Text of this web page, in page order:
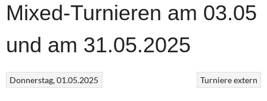
Mixed-Turnieren am 03.05
und am 31.05.2025
Turniere extern
Donnerstag, 01.05.2025